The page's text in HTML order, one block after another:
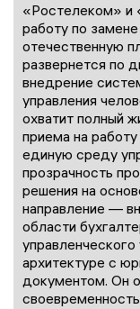
«Ростелеком» и
работу по
отечественную
развернется по
внедрение
управления
охватит полный
приема на
единую среду
прозрачность
решения на
направление —
области
архитектуре с
документом. Он